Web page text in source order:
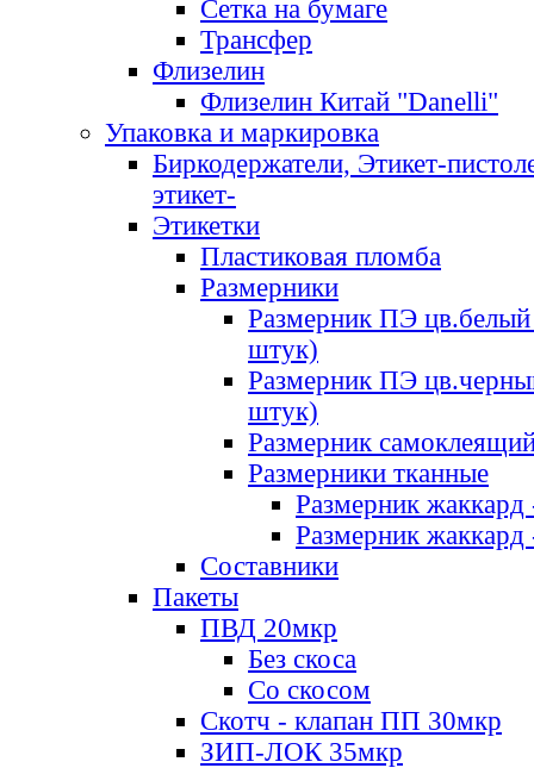
Сетка на бумаге
Трансфер
Флизелин
Флизелин Китай "Danelli"
Упаковка и маркировка
Биркодержатели, Этикет-
этикет-
Этикетки
Пластиковая пломба
Размерники
Размерник ПЭ цв.белый
штук)
Размерник ПЭ
штук)
Размерник
Размерники тканные
Размерник
Размерник
Составники
Пакеты
ПВД 20мкр
Без скоса
Со скосом
Скотч - клапан ПП 30мкр
ЗИП-ЛОК 35мкр